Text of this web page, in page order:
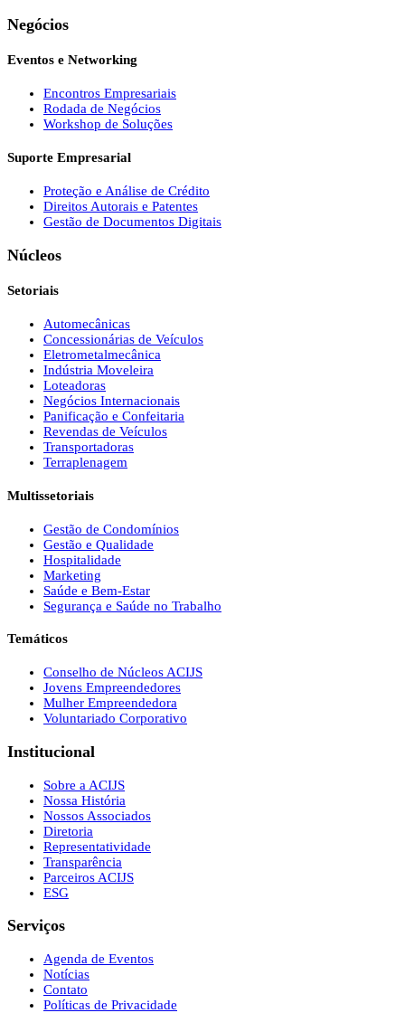
Negócios
Eventos e Networking
Encontros Empresariais
Rodada de Negócios
Workshop de Soluções
Suporte Empresarial
Proteção e Análise de Crédito
Direitos Autorais e Patentes
Gestão de Documentos Digitais
Núcleos
Setoriais
Automecânicas
Concessionárias de Veículos
Eletrometalmecânica
Indústria Moveleira
Loteadoras
Negócios Internacionais
Panificação e Confeitaria
Revendas de Veículos
Transportadoras
Terraplenagem
Multissetoriais
Gestão de Condomínios
Gestão e Qualidade
Hospitalidade
Marketing
Saúde e Bem-Estar
Segurança e Saúde no Trabalho
Temáticos
Conselho de Núcleos ACIJS
Jovens Empreendedores
Mulher Empreendedora
Voluntariado Corporativo
Institucional
Sobre a ACIJS
Nossa História
Nossos Associados
Diretoria
Representatividade
Transparência
Parceiros ACIJS
ESG
Serviços
Agenda de Eventos
Notícias
Contato
Políticas de Privacidade